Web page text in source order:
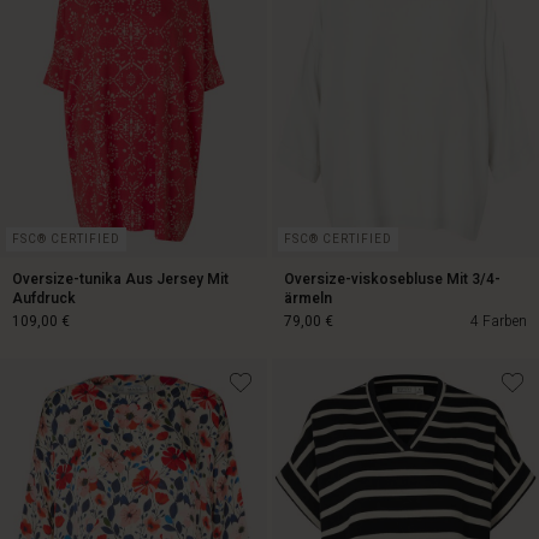
FSC® CERTIFIED
Oversize-tunika Aus Jersey Mit
Aufdruck
109,00 €
109,00 €
FSC® CERTIFIED
Oversize-viskosebluse Mit 3/4-
ärmeln
4 Farben
79,00 €
79,00 €